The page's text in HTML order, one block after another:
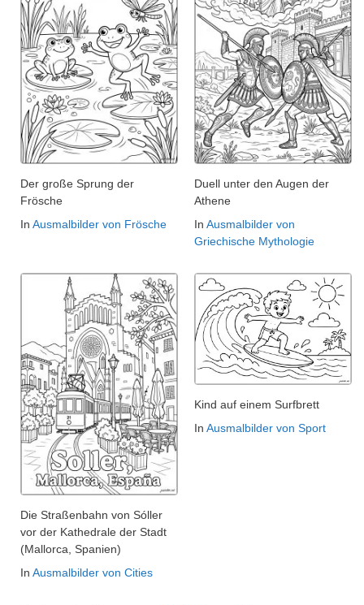
Der große Sprung der
Frösche
In Ausmalbilder von Frösche
Duell unter den Augen der
Athene
In Ausmalbilder von
Griechische Mythologie
Die Straßenbahn von Sóller
vor der Kathedrale der Stadt
(Mallorca, Spanien)
In Ausmalbilder von Cities
Kind auf einem Surfbrett
In Ausmalbilder von Sport